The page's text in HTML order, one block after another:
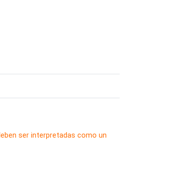
ser interpretadas como un